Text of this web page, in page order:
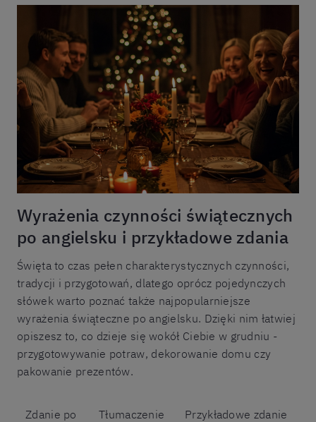
Wyrażenia czynności świątecznych
po angielsku i przykładowe zdania
Święta to czas pełen charakterystycznych czynności,
tradycji i przygotowań, dlatego oprócz pojedynczych
słówek warto poznać także najpopularniejsze
wyrażenia świąteczne po angielsku. Dzięki nim łatwiej
opiszesz to, co dzieje się wokół Ciebie w grudniu -
przygotowywanie potraw, dekorowanie domu czy
pakowanie prezentów.
Zdanie po
Tłumaczenie Przykładowe zdanie